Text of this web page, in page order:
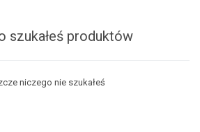
szukałeś produktów
niczego nie szukałeś